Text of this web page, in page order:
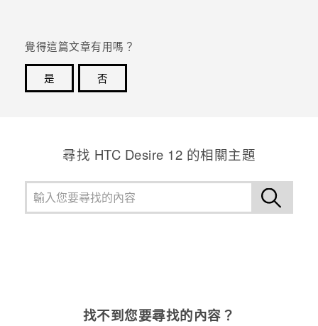
覺得這篇文章有用嗎？
是
否
尋找 HTC Desire 12 的相關主題
找不到您要尋找的內容？